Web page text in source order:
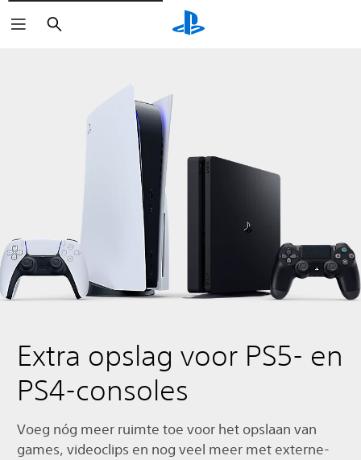
Zoeken
Extra opslag voor PS5- en
PS4-consoles
Voeg nóg meer ruimte toe voor het opslaan van
games, videoclips en nog veel meer met externe-